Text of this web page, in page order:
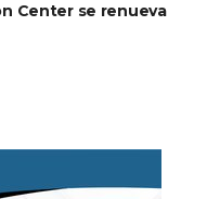
Center se renueva